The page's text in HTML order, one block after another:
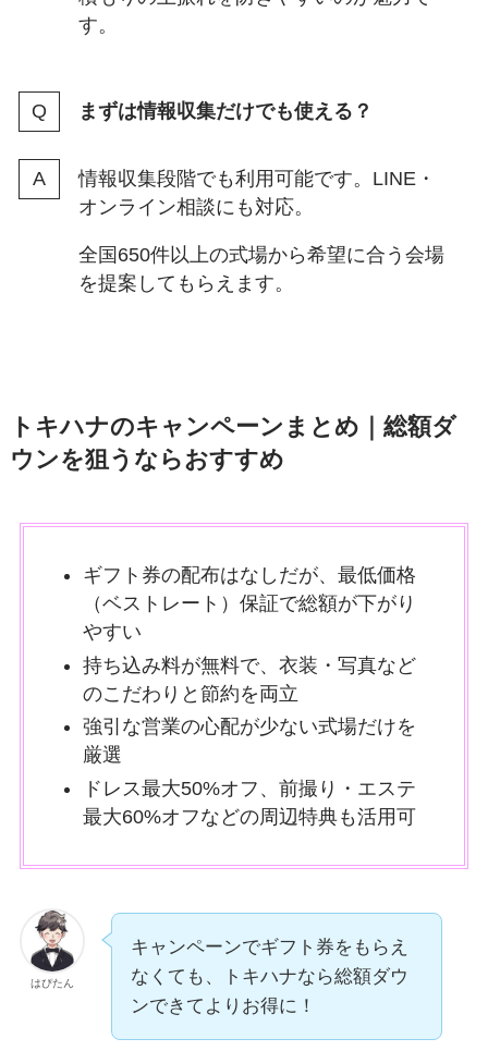
す。
まずは情報収集だけでも使える？
情報収集段階でも利用可能です。LINE・
オンライン相談にも対応。
全国650件以上の式場から希望に合う会場
を提案してもらえます。
トキハナのキャンペーンまとめ｜ 総額ダ
ウンを狙うならおすすめ
ギフト券の配布はなしだが、最低価格
（ベストレート）保証で総額が下がり
やすい
持ち込み料が無料で、衣装・写真など
のこだわりと節約を両立
強引な営業の心配が少ない式場だけを
厳選
ドレス最大50%オフ、前撮り・エステ
最大60%オフなどの周辺特典も活用可
はぴたん
キャンペーンでギフト券をもらえ
なくても、トキハナなら総額ダウ
ンできてよりお得に！